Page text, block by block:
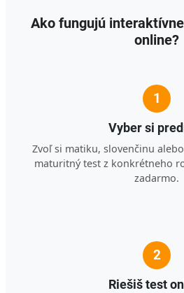
Ako fungujú
online?
1
Vyber si
Zvoľ si matiku, slovenčinu
maturitný test z konkrétneho
zadarmo.
2
Riešiš test